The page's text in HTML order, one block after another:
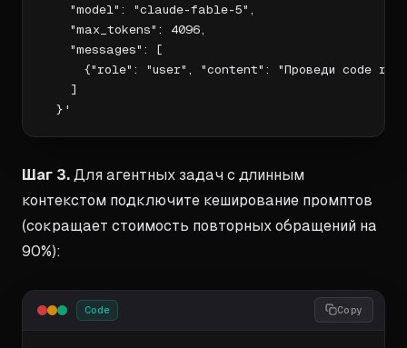
    "model": "claude-fable-5",
    "max_tokens": 4096,
    "messages": [
{"role": "user", "content": "Проведи code
    ]
  }'
Шаг 3. Для агентных задач с длинным
контекстом подключите кеширование промптов
(сокращает стоимость повторных обращений на
90%):
Code Copy